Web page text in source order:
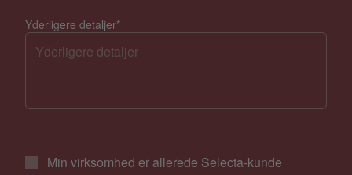
Yderligere detaljer*
Min virksomhed er allerede Selecta-kunde